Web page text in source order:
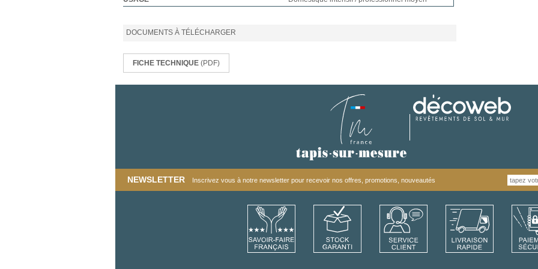
DOCUMENTS À TÉLÉCHARGER
FICHE TECHNIQUE (PDF)
NEWSLETTER Inscrivez vous à notre newsletter pour recevoir nos offres, promotions, nouveautés